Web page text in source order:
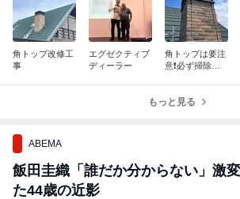
角トップ改修工
事
エグゼクティブ
ディーラー
角トップは要注
意❗️必ず掃除を
もっと見る
ABEMA
飯田圭織「誰だか分からない」激
た44歳の近影